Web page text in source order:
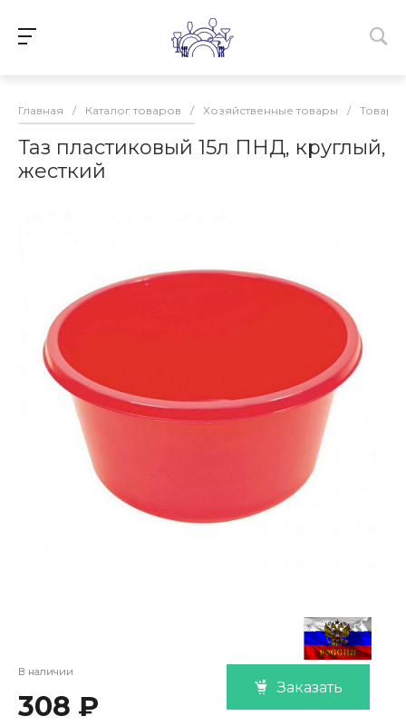
Главная / Каталог товаров / Хозяйственные товары / Товары
Таз пластиковый 15л ПНД, круглый,
жесткий
В наличии
308 ₽
Заказать